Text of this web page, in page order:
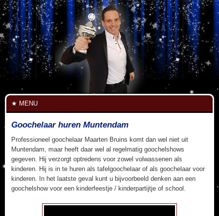
MENU
Goochelaar huren Muntendam
Professioneel goochelaar Maarten Bruins komt dan wel niet uit
Muntendam, maar heeft daar wel al regelmatig goochelshows
gegeven. Hij verzorgt optredens voor zowel volwassenen als
kinderen. Hij is in te huren als tafelgoochelaar of als goochelaar voor
kinderen. In het laatste geval kunt u bijvoorbeeld denken aan een
goochelshow voor een kinderfeestje / kinderpartijtje of school.